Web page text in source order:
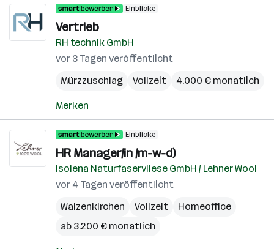
Einblicke
Vertrieb
RH technik GmbH
vor 3 Tagen veröffentlicht
Mürzzuschlag
Vollzeit 4.000 € monatlich
Merken
Einblicke
HR Manager/in /m-w-d)
Isolena Naturfaservliese GmbH / Lehner Wool
vor 4 Tagen veröffentlicht
Waizenkirchen
Vollzeit
Homeoffice
ab 3.200 € monatlich